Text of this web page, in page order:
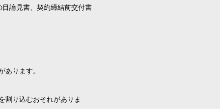
論見書、契約締結前交付書
ります。
割り込むおそれがありま